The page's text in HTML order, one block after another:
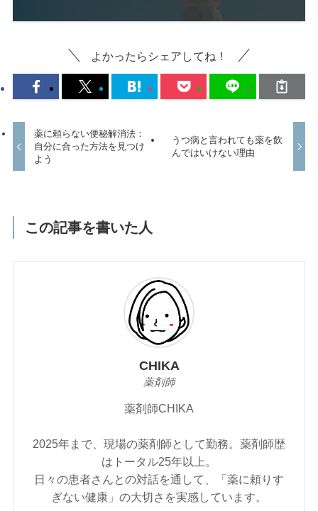
よかったらシェアしてね！
薬に頼らない便秘解消法：
自分に合った方法を見つけ
よう
うつ病と言われても薬を飲
んではいけない理由
この記事を書いた人
CHIKA
薬剤師
薬剤師CHIKA
2025年まで、現場の薬剤師として勤務。薬剤師歴
はトータル25年以上。
日々の患者さんとの対話を通して、「薬に頼りす
ぎない健康」の大切さを実感しています。